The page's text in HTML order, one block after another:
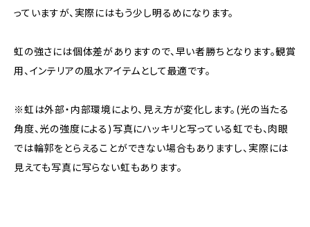
っていますが、実際にはもう少し明るめになります。
虹の強さには個体差がありますので、早い者勝ちとなります。観賞
用、インテリアの風水アイテムとして最適です。
※虹は外部・内部環境により、見え方が変化します。(光の当たる
角度、光の強度による)写真にハッキリと写っている虹でも、肉眼
では輪郭をとらえることができない場合もありますし、実際には
見えても写真に写らない虹もあります。